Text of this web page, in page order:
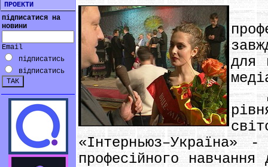
ПРОЕКТИ
підписатися на
новини
Email
підписатись
відписатись
для
Для
«Інтерньюз–Україна»
професійного